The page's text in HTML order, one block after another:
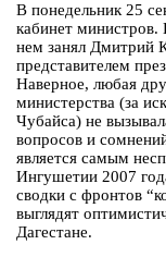
В понедельник 25
кабинет министров.
нем занял Дмитрий
представителем
Наверное, любая
министерства (за
Чубайса) не
вопросов и
является самым
Ингушетии 2007
сводки с фронтов
выглядят
Дагестане.